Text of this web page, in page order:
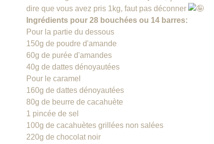
dire que vous avez pris 1kg, faut pas déconner
Ingrédients pour 28 bouchées ou 14 barres:
Pour la partie du dessous
150g de poudre d'amande
60g de purée d'amandes
40g de dattes dénoyautées
Pour le caramel
160g de dattes dénoyautées
80g de beurre de cacahuète
1 pincée de sel
100g de cacahuètes grillées non salées
220g de chocolat noir